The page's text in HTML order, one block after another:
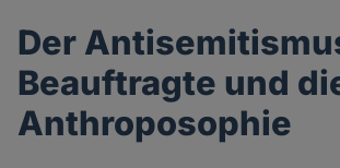
Der
Beauftragte und
Anthroposophie